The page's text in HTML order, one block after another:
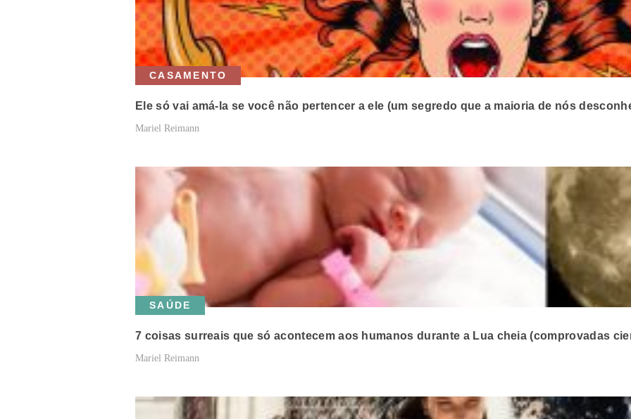
CASAMENTO
Ele só vai amá-la se você não pertencer a ele (um segredo que a maioria de nós
Mariel Reimann
SAÚDE
7 coisas surreais que só acontecem aos humanos durante a Lua cheia (comprovadas
Mariel Reimann